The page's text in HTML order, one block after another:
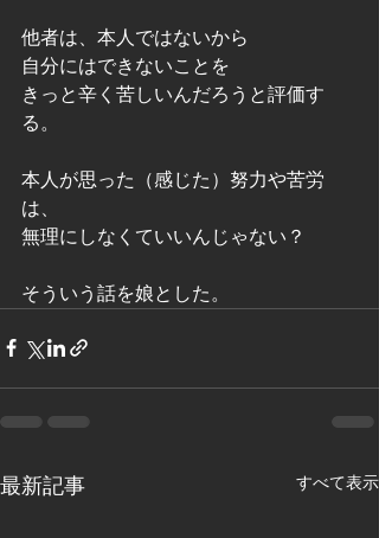
他者は、本人ではないから
自分にはできないことを
きっと辛く苦しいんだろうと評価す
る。
本人が思った（感じた）努力や苦労
は、
無理にしなくていいんじゃない？
そういう話を娘とした。
最新記事 すべて表示